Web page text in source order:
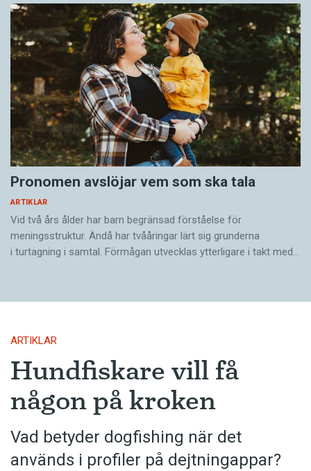
Pronomen avslöjar vem som ska tala
ARTIKLAR
Vid två års ålder har barn begränsad förståelse för
meningsstruktur. Ändå har tvååringar lärt sig grunderna
i turtagning i samtal. Förmågan utvecklas ytterligare i takt med…
ARTIKLAR
Hundfiskare vill få
någon på kroken
Vad betyder dogfishing när det
används i profiler på dejtningappar?